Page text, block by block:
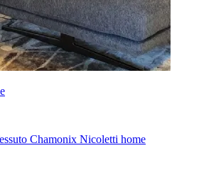
Chamonix Nicoletti home